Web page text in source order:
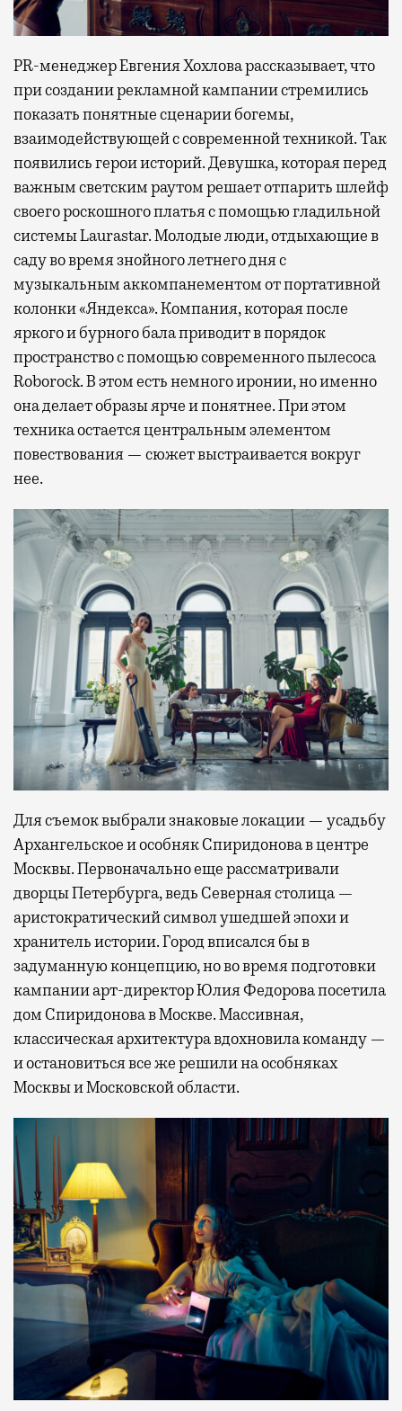
PR-менеджер Евгения Хохлова рассказывает, что
при создании рекламной кампании стремились
показать понятные сценарии богемы,
взаимодействующей с современной техникой. Так
появились герои историй. Девушка, которая перед
важным светским раутом решает отпарить шлейф
своего роскошного платья с помощью гладильной
системы Laurastar. Молодые люди, отдыхающие в
саду во время знойного летнего дня с
музыкальным аккомпанементом от портативной
колонки «Яндекса». Компания, которая после
яркого и бурного бала приводит в порядок
пространство с помощью современного пылесоса
Roborock. В этом есть немного иронии, но именно
она делает образы ярче и понятнее. При этом
техника остается центральным элементом
повествования — сюжет выстраивается вокруг
нее.
Для съемок выбрали знаковые локации — усадьбу
Архангельское и особняк Спиридонова в центре
Москвы. Первоначально еще рассматривали
дворцы Петербурга, ведь Северная столица —
аристократический символ ушедшей эпохи и
хранитель истории. Город вписался бы в
задуманную концепцию, но во время подготовки
кампании арт-директор Юлия Федорова посетила
дом Спиридонова в Москве. Массивная,
классическая архитектура вдохновила команду —
и остановиться все же решили на особняках
Москвы и Московской области.